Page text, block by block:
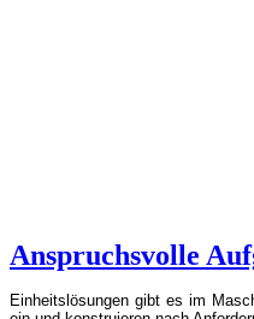
Anspruchsvolle
Einheitslösungen gibt es im